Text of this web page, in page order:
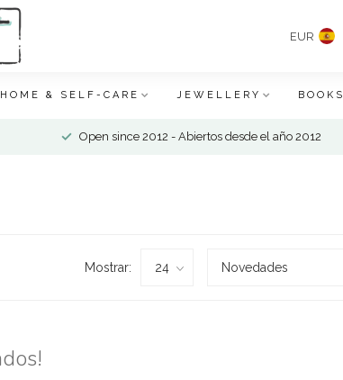
EUR
HOME & SELF-CARE JEWELLERY BOOKS
Open since 2012 - Abiertos desde el año 2012
Mostrar: